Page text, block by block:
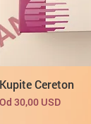
Kupite Cereton
Od 30,00 USD
Cijena s popustom